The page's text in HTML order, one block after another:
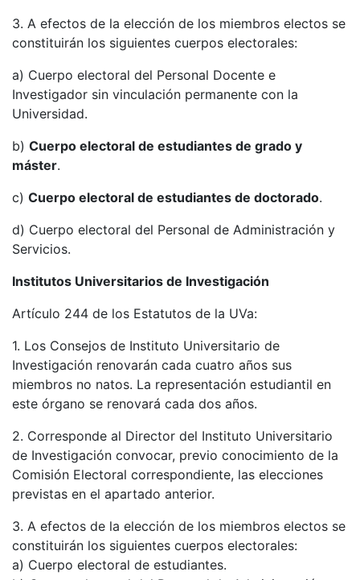
3. A efectos de la elección de los miembros electos se
constituirán los siguientes cuerpos electorales:
a) Cuerpo electoral del Personal Docente e
Investigador sin vinculación permanente con la
Universidad.
b) Cuerpo electoral de estudiantes de grado y
máster.
c) Cuerpo electoral de estudiantes de doctorado.
d) Cuerpo electoral del Personal de Administración y
Servicios.
Institutos Universitarios de Investigación
Artículo 244 de los Estatutos de la UVa:
1. Los Consejos de Instituto Universitario de
Investigación renovarán cada cuatro años sus
miembros no natos. La representación estudiantil en
este órgano se renovará cada dos años.
2. Corresponde al Director del Instituto Universitario
de Investigación convocar, previo conocimiento de la
Comisión Electoral correspondiente, las elecciones
previstas en el apartado anterior.
3. A efectos de la elección de los miembros electos se
constituirán los siguientes cuerpos electorales:
a) Cuerpo electoral de estudiantes.